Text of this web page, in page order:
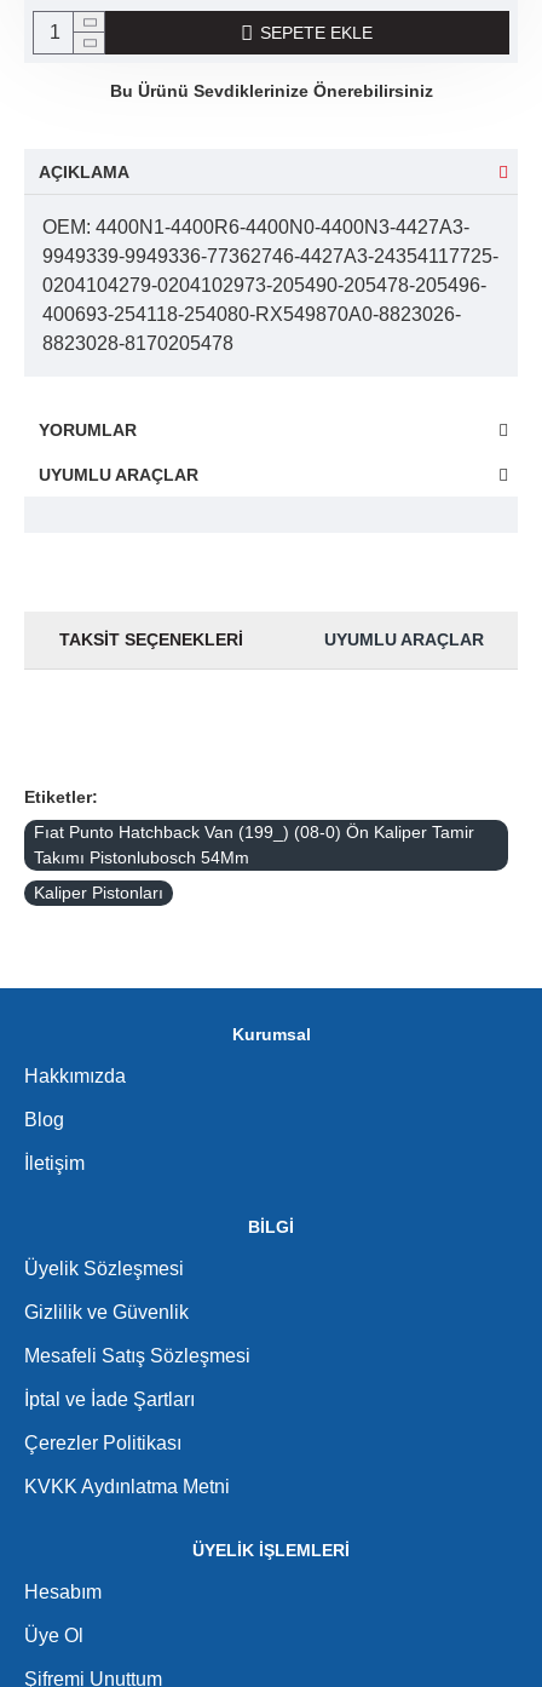
SEPETE EKLE
Bu Ürünü Sevdiklerinize Önerebilirsiniz
AÇIKLAMA
OEM: 4400N1-4400R6-4400N0-4400N3-4427A3-
9949339-9949336-77362746-4427A3-24354117725-
0204104279-0204102973-205490-205478-205496-
400693-254118-254080-RX549870A0-8823026-
8823028-8170205478
YORUMLAR
UYUMLU ARAÇLAR
TAKSIT SEÇENEKLERI UYUMLU ARAÇLAR
Etiketler:
Fıat Punto Hatchback Van (199_) (08-0) Ön Kaliper Tamir
Takımı Pistonlubosch 54Mm
Kaliper Pistonları
Kurumsal
Hakkımızda
Blog
İletişim
BİLGİ
Üyelik Sözleşmesi
Gizlilik ve Güvenlik
Mesafeli Satış Sözleşmesi
İptal ve İade Şartları
Çerezler Politikası
KVKK Aydınlatma Metni
ÜYELİK İŞLEMLERİ
Hesabım
Üye Ol
Şifremi Unuttum